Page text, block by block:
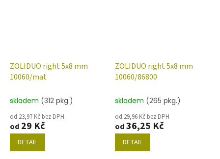
ZOLIDUO right 5x8 mm
10060/mat
skladem (312 pkg.)
od 23,97 Kč bez DPH
od 29 Kč
DETAIL
ZOLIDUO right 5x8 mm
10060/86800
skladem (265 pkg.)
od 29,96 Kč bez DPH
od36,25 Kč
DETAIL